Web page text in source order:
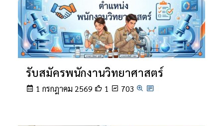
รับสมัครพนักงานวิทยาศาสตร์
1 กรกฎาคม 2569 1 703